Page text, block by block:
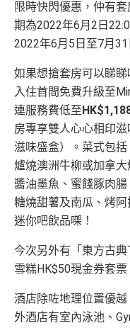
限時快閃優惠，仲有
期為2022年6月2日
2022年6月5日至7月31
如果想搶套房可以睇
入住首間免費升級至
連服務費低至
房專享雙人心心相印
滋味盛盒）。菜式包
爐燒澳洲牛柳或加拿
醬油墨魚、蜜餞豚肉
糖燒甜薯及南瓜、烤
迷你吧飲品㗎！
今次另外有「東方古
雪糕HK$50現金券套
酒店除咗地理位置優
外酒店有室內泳池、